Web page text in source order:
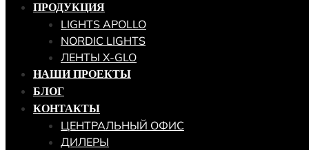
ПРОДУКЦИЯ
LIGHTS APOLLO
NORDIC LIGHTS
ЛЕНТЫ X-GLO
НАШИ ПРОЕКТЫ
БЛОГ
КОНТАКТЫ
ЦЕНТРАЛЬНЫЙ ОФИС
ДИЛЕРЫ